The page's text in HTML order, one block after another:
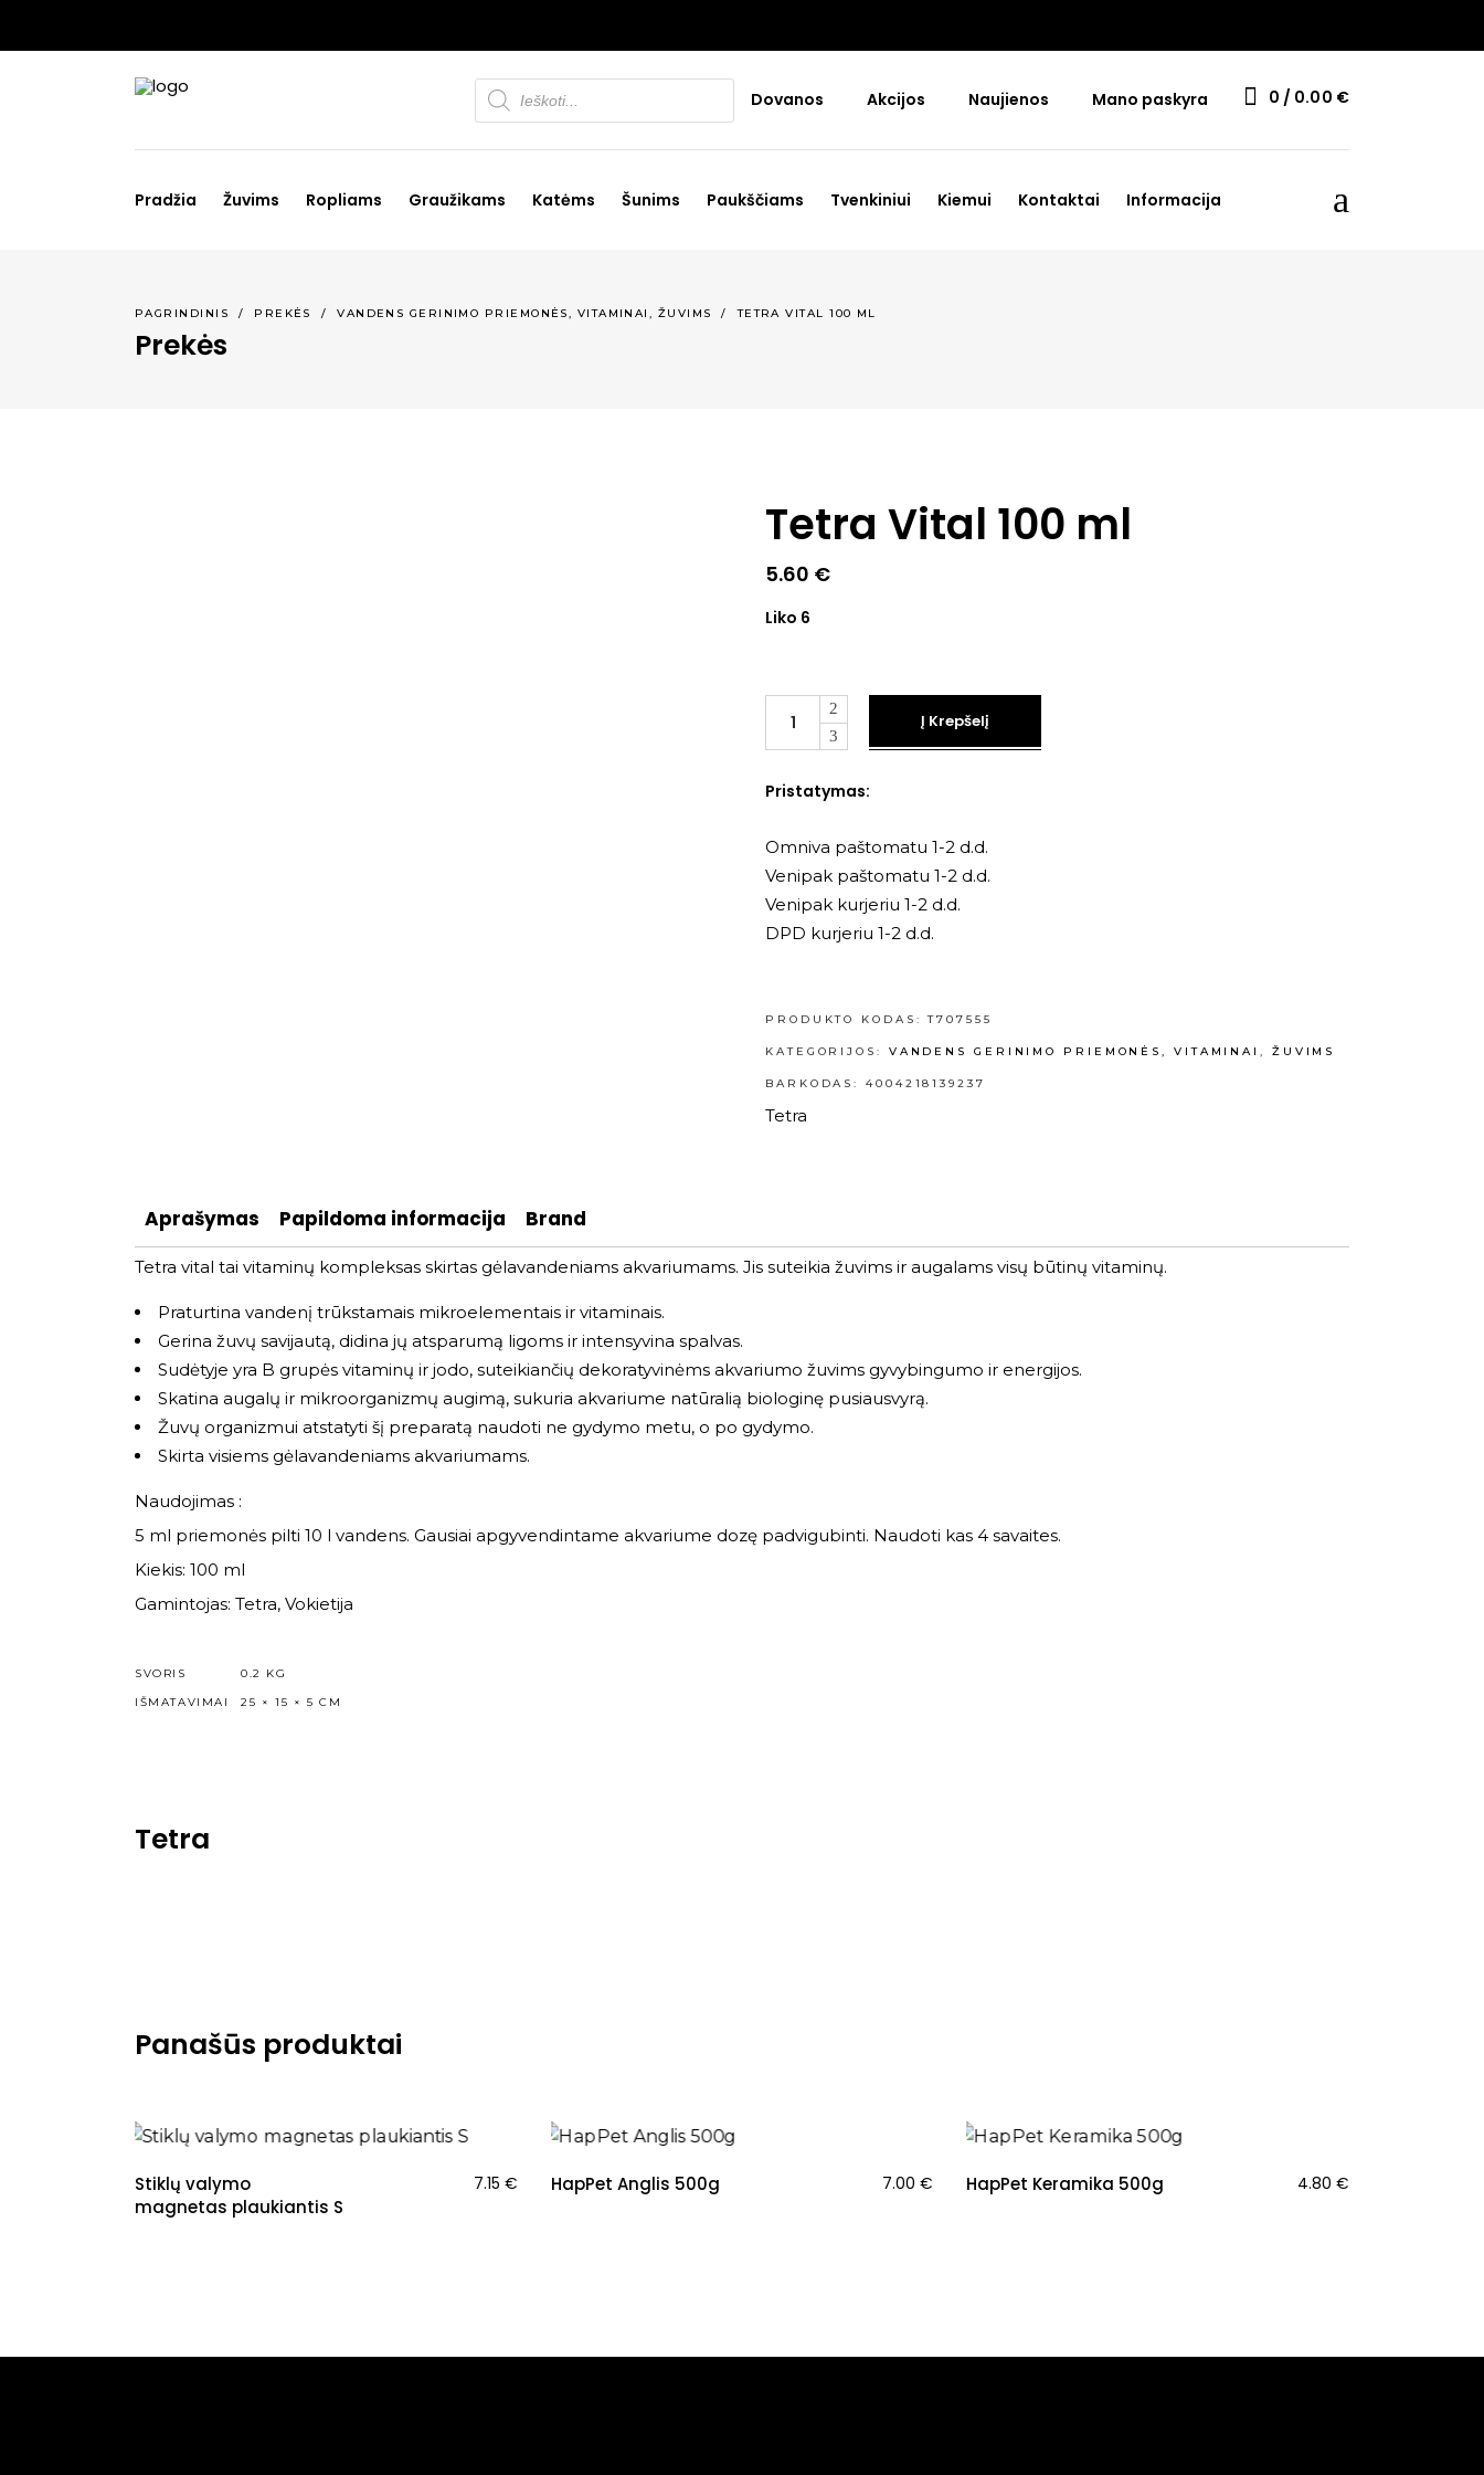
Products
search Dovanos Akcijos Naujienos Mano paskyra 0 0.00 €
Pradžia Žuvims Ropliams Graužikams Katėms Šunims Paukščiams Tvenkiniui Kiemui Kontaktai Informacija
PAGRINDINIS / PREKĖS /VANDENS GERINIMO PRIEMONĖS, VITAMINAI , ŽUVIMS /TETRA VITAL 100 ML
Prekės
Tetra Vital 100 ml
5.60 €
Liko 6
Į Krepšelį
Pristatymas:
Omniva paštomatu 1-2 d.d.
Venipak paštomatu 1-2 d.d.
Venipak kurjeriu 1-2 d.d.
DPD kurjeriu 1-2 d.d.
PRODUKTO KODAS:T707555
KATEGORIJOS: VANDENS GERINIMO PRIEMONĖS, VITAMINAI, ŽUVIMS
BARKODAS: 4004218139237
Tetra
Aprašymas Papildoma informacija Brand
Tetra vital tai vitaminų kompleksas skirtas gėlavandeniams akvariumams. Jis suteikia žuvims ir augalams visų būtinų vitaminų.
Praturtina vandenį trūkstamais mikroelementais ir vitaminais.
Gerina žuvų savijautą, didina jų atsparumą ligoms ir intensyvina spalvas.
Sudėtyje yra B grupės vitaminų ir jodo, suteikiančių dekoratyvinėms akvariumo žuvims gyvybingumo ir energijos.
Skatina augalų ir mikroorganizmų augimą, sukuria akvariume natūralią biologinę pusiausvyrą.
Žuvų organizmui atstatyti šį preparatą naudoti ne gydymo metu, o po gydymo.
Skirta visiems gėlavandeniams akvariumams.
Naudojimas :
5 ml priemonės pilti 10 l vandens. Gausiai apgyvendintame akvariume dozę padvigubinti. Naudoti kas 4 savaites.
Kiekis: 100 ml
Gamintojas: Tetra, Vokietija
SVORIS
0.2 KG
IŠMATAVIMAI
25 × 15 × 5 CM
Tetra
Panašūs produktai
Stiklų valymo
magnetas plaukiantis S
7.15 € HapPet Anglis 500g 7.00€ HapPet Keramika 500g 4.80 €